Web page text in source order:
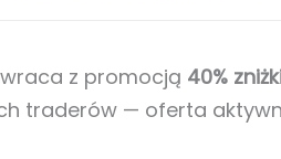
wraca z promocją 40%
traderów — oferta